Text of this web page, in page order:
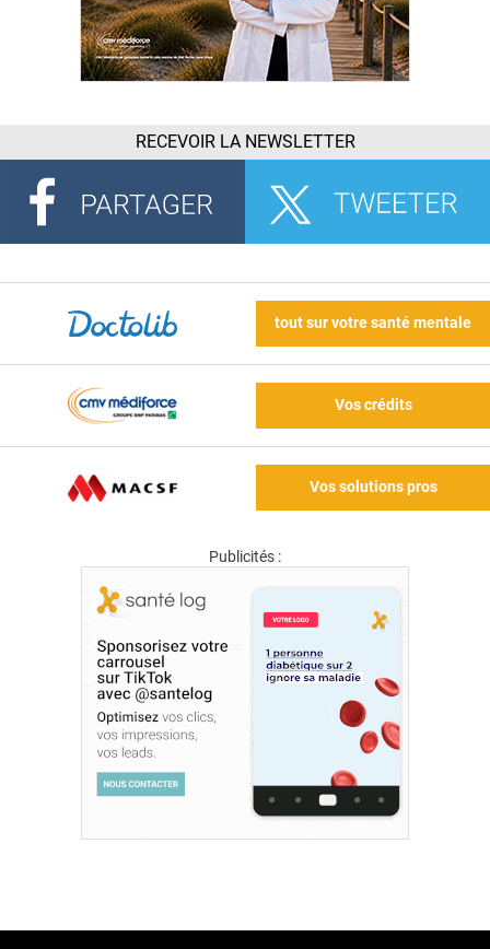
RECEVOIR LA NEWSLETTER
tout sur votre santé mentale
Vos crédits
Vos solutions pros
Publicités :